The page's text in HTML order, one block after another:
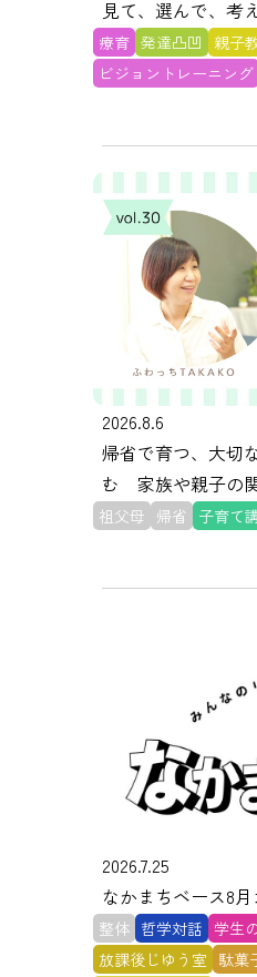
見て、選んで、考
療育 発達凸凹 親子
ビジョントレーニング
2026.8.6
帰省で育つ、大切
む 家族や親子の
祖父母 帰省 子育て
2026.7.25
なかまちベース8
整体 哲学対話 学生
放課後じゆう室 駄菓